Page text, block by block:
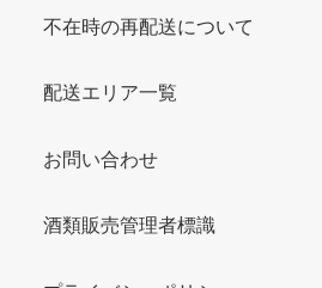
不在時の再配送について
配送エリア一覧
お問い合わせ
酒類販売管理者標識